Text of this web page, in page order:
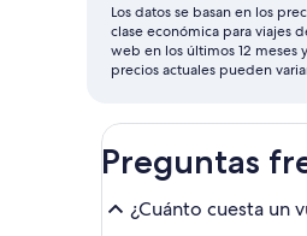
Los datos se basan en los
clase económica para viajes
web en los últimos 12 meses
precios actuales pueden
Preguntas
¿Cuánto cuesta un